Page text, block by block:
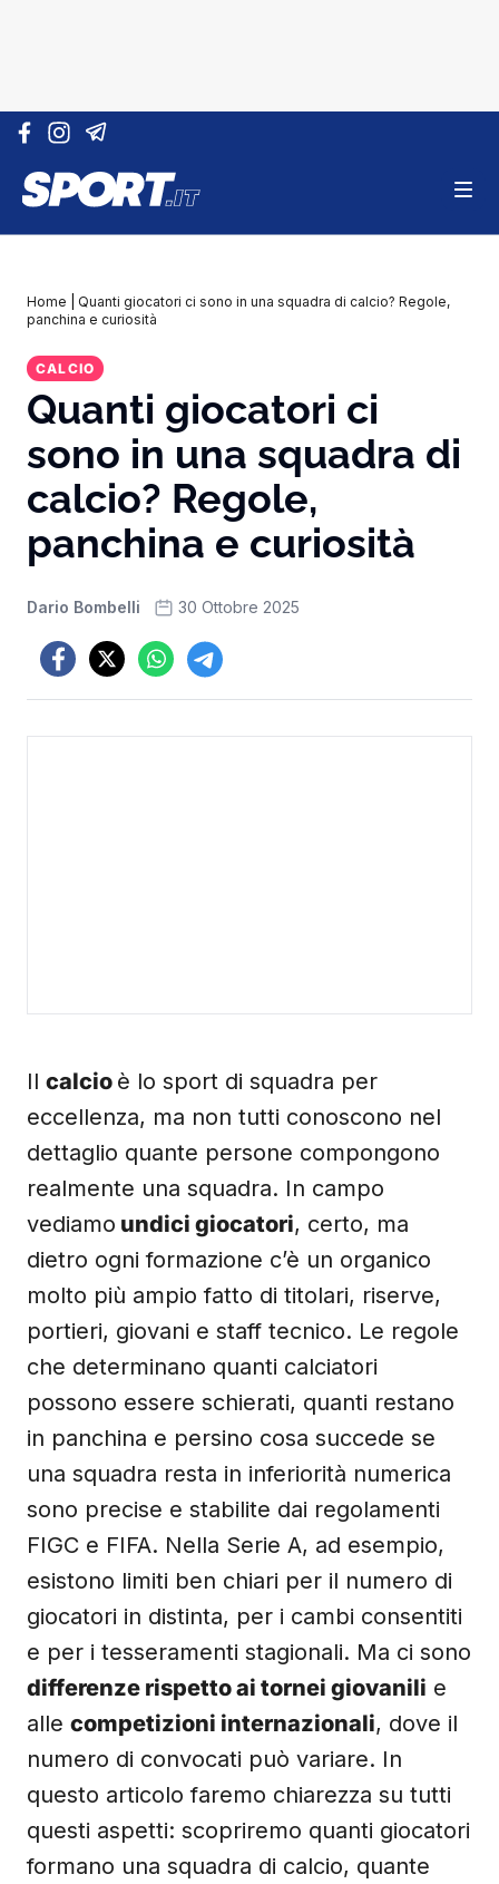
Vai al contenuto
Home
Quanti giocatori ci sono in una squadra di calcio? Regole,
panchina e curiosità
CALCIO
Quanti giocatori ci
sono in una squadra di
calcio? Regole,
panchina e curiosità
Dario Bombelli 30 Ottobre 2025
Il calcio è lo sport di squadra per
eccellenza, ma non tutti conoscono nel
dettaglio quante persone compongono
realmente una squadra. In campo
vediamo undici giocatori, certo, ma
dietro ogni formazione c’è un organico
molto più ampio fatto di titolari, riserve,
portieri, giovani e staff tecnico. Le regole
che determinano quanti calciatori
possono essere schierati, quanti restano
in panchina e persino cosa succede se
una squadra resta in inferiorità numerica
sono precise e stabilite dai regolamenti
FIGC e FIFA. Nella Serie A, ad esempio,
esistono limiti ben chiari per il numero di
giocatori in distinta, per i cambi consentiti
e per i tesseramenti stagionali. Ma ci sono
differenze rispetto ai tornei giovanili e
alle competizioni internazionali, dove il
numero di convocati può variare. In
questo articolo faremo chiarezza su tutti
questi aspetti: scopriremo quanti giocatori
formano una squadra di calcio, quante